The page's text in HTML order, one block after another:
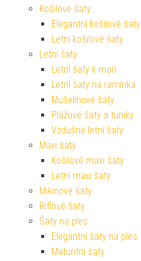
Košilové šaty
Elegantní košilové šaty
Letní košilové šaty
Letní šaty
Letní šaty k moři
Letní šaty na ramínka
Mušelínové šaty
Plážové šaty a tuniky
Vzdušné letní šaty
Maxi šaty
Košilové maxi šaty
Letní maxi šaty
Mikinové šaty
Riflové šaty
Šaty na ples
Elegantní šaty na ples
Maturitní šaty